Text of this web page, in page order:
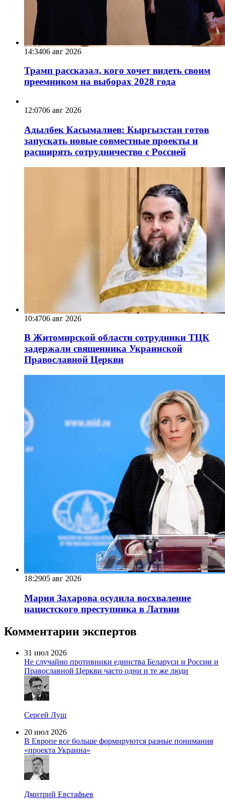
14:3406 авг 2026
Трамп рассказал, кого хочет видеть своим
преемником на выборах 2028 года
12:0706 авг 2026
Адылбек Касымалиев: Кыргызстан готов
запускать новые совместные проекты и
расширять сотрудничество с Россией
10:4706 авг 2026
В Житомирской области сотрудники ТЦК
задержали священника Украинской
Православной Церкви
18:2905 авг 2026
Мария Захарова осудила восхваление
нацистского преступника в Латвии
Комментарии экспертов
31 июл 2026
Не случайно противники единства Беларуси и России и
Православной Церкви часто одни и те же люди
Сергей Лущ
20 июл 2026
В Европе все больше формируются разные понимания
«проекта Украина»
Дмитрий Евстафьев